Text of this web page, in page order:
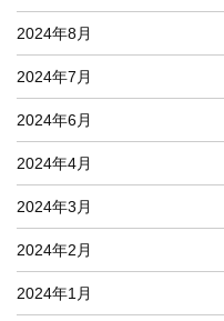
2024年8月
2024年7月
2024年6月
2024年4月
2024年3月
2024年2月
2024年1月